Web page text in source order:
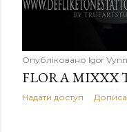
Опубліковано Igor
FLORA MIXXX
Надати доступ